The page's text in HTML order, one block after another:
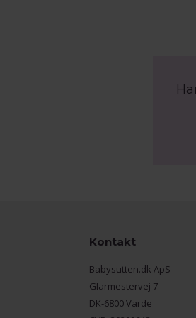
Kontakt
Babysutten.dk ApS
Glarmestervej 7
DK-6800 Varde